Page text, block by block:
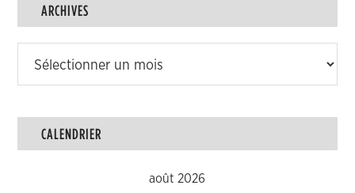
ARCHIVES
CALENDRIER
août 2026